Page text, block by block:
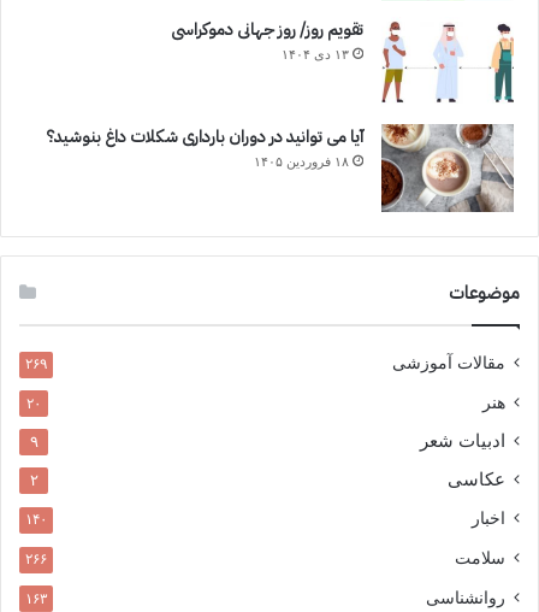
تقویم روز/ روز جهانی دموکراسی
۱۳ دی ۱۴۰۴
آیا می توانید در دوران بارداری شکلات داغ بنوشید؟
۱۸ فروردین ۱۴۰۵
موضوعات
مقالات آموزشی ۲۶۹
هنر ۲۰
ادبیات شعر ۹
عکاسی ۲
اخبار ۱۴۰
سلامت ۲۶۶
روانشناسی ۱۶۳